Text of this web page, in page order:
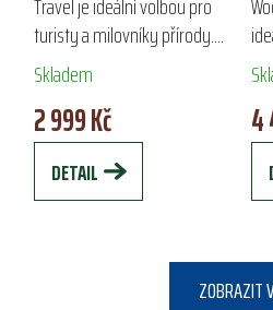
Travel je ideální volbou pro
turisty a milovníky přírody.
Svršek z nubukové kůže s
vodoodpudivou úpravou a
membrána Spo-Tex zajišťují
prodyšnost a...
Skladem
2 999 Kč
DETAIL
4
ZOBRAZIT